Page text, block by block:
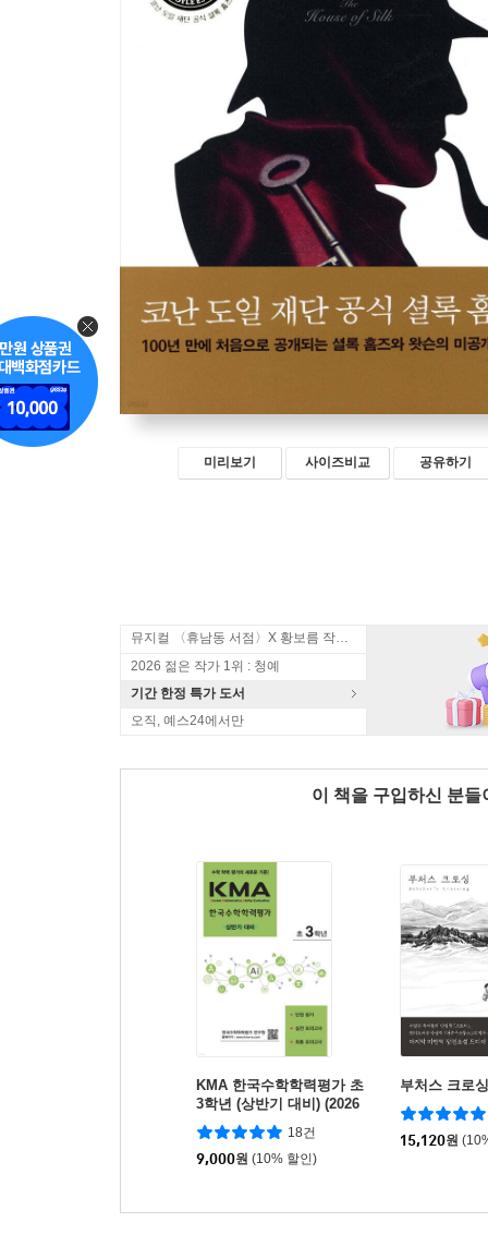
미리보기 사이즈비교 공유하기
뮤지컬 〈휴남동 서점〉X 황보름 작가 북토크
2026 젊은 작가 1위 : 청예
기간 한정 특가 도서
오직, 예스24에서만
이 책을 구입하신 분
KMA 한국수학학력평가 초
3학년 (상반기 대비) (2026
년용)
18건
9,000원 (10% 할인)
부처스 크로싱
15,120원